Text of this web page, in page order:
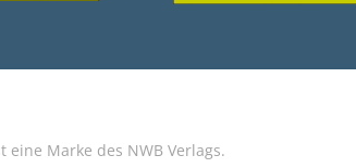
eine Marke des NWB Verlags.